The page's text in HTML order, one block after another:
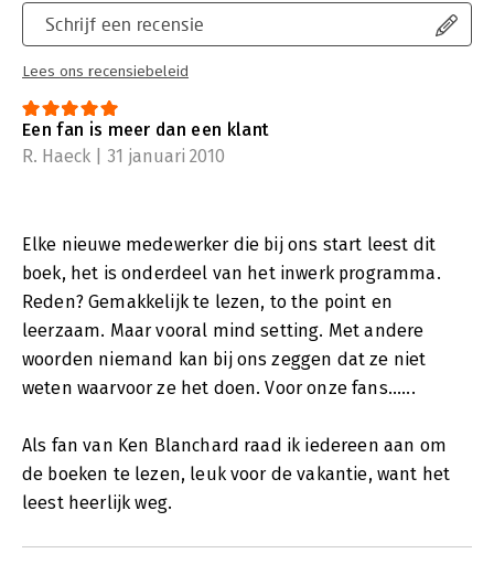
Schrijf een recensie
Lees ons recensiebeleid
Een fan is meer dan een klant
R. Haeck | 31 januari 2010
Elke nieuwe medewerker die bij ons start leest dit
boek, het is onderdeel van het inwerk programma.
Reden? Gemakkelijk te lezen, to the point en
leerzaam. Maar vooral mind setting. Met andere
woorden niemand kan bij ons zeggen dat ze niet
weten waarvoor ze het doen. Voor onze fans......
Als fan van Ken Blanchard raad ik iedereen aan om
de boeken te lezen, leuk voor de vakantie, want het
leest heerlijk weg.